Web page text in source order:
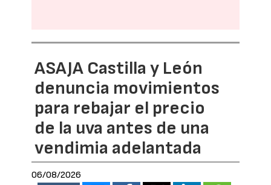
ASAJA Castilla y León
denuncia movimientos
para rebajar el precio
de la uva antes de una
vendimia adelantada
06/08/2026